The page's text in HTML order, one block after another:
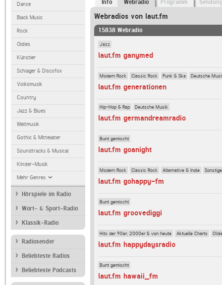
Dance
Black Music
Rock
Oldies
Künstler
Schlager & Discofox
Volksmusik
Country
Jazz & Blues
Weltmusik
Gothic & Mittelalter
Soundtracks & Musical
Kinder-Musik
Mehr Genres
Hörspiele im Radio
Wort- & Sport-Radio
Klassik-Radio
Radiosender
Beliebteste Radios
Beliebteste Podcasts
Info Webradio Programm
Webradios von laut.fm
15838 Webradio
Jazz
laut.fm ganymed
Modern Rock Classic Rock Punk & Ska Deutsche
laut.fm generationen
Hip-Hop & Rap Deutsche Musik
laut.fm germandreamradio
Bunt gemischt
laut.fm goanight
Modern Rock Classic Rock Alternative & Indie
laut.fm gohappy-fm
Bunt gemischt
laut.fm groovediggi
Hits der 90er, 2000er & von heute Aktuelle Charts
laut.fm happydaysradio
Bunt gemischt
laut.fm hawaii_fm